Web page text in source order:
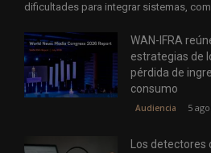
dificultades para integrar sistemas,
WAN-IFRA
estrategias de
pérdida de
consumo
Audiencia 5
Los detectores